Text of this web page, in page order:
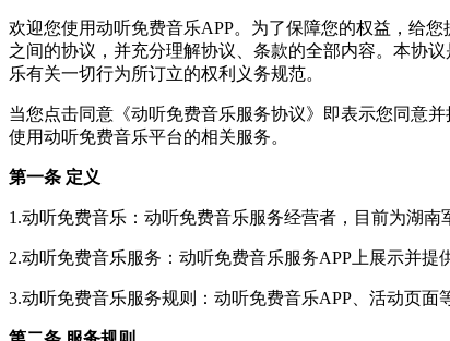
欢迎您使用动听免费音乐APP。为了保障您的权益，给
之间的协议，并充分理解协议、条款的全部内容。本协
乐有关一切行为所订立的权利义务规范。
当您点击同意《动听免费音乐服务协议》即表示您同意
使用动听免费音乐平台的相关服务。
第一条 定义
1.动听免费音乐：动听免费音乐服务经营者，目前为湖南
2.动听免费音乐服务：动听免费音乐服务APP上展示并
3.动听免费音乐服务规则：动听免费音乐APP、活动页面